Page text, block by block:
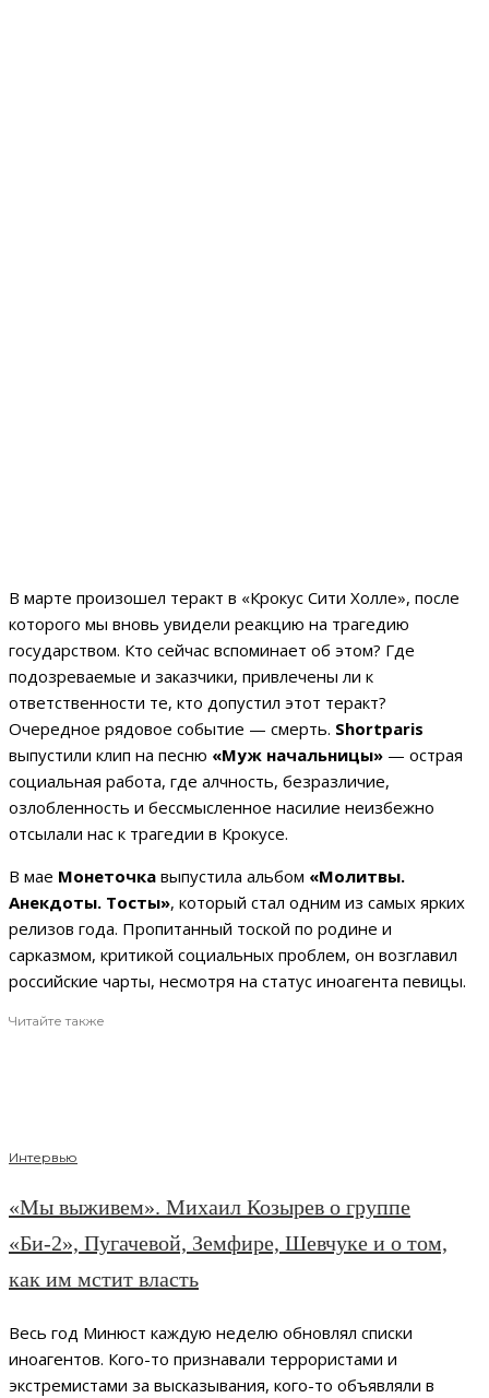
В марте произошел теракт в «Крокус Сити Холле», после
которого мы вновь увидели реакцию на трагедию
государством. Кто сейчас вспоминает об этом? Где
подозреваемые и заказчики, привлечены ли к
ответственности те, кто допустил этот теракт?
Очередное рядовое событие — смерть. Shortparis
выпустили клип на песню «Муж начальницы» — острая
социальная работа, где алчность, безразличие,
озлобленность и бессмысленное насилие неизбежно
отсылали нас к трагедии в Крокусе.
В мае Монеточка выпустила альбом «Молитвы.
Анекдоты. Тосты», который стал одним из самых ярких
релизов года. Пропитанный тоской по родине и
сарказмом, критикой социальных проблем, он возглавил
российские чарты, несмотря на статус иноагента певицы.
Читайте также
Интервью
«Мы выживем». Михаил Козырев о группе
«Би-2», Пугачевой, Земфире, Шевчуке и о том,
как им мстит власть
Весь год Минюст каждую неделю обновлял списки
иноагентов. Кого-то признавали террористами и
экстремистами за высказывания, кого-то объявляли в